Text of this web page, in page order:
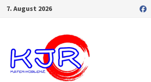
Skip7. August 2026